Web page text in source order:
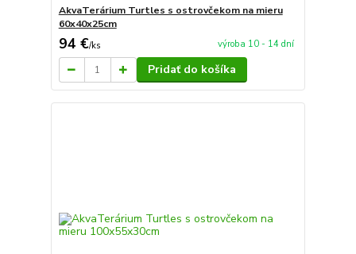
AkvaTerárium Turtles s ostrovčekom na mieru
60x40x25cm
94 €/ks výroba 10 - 14 dní
Pridať do košíka